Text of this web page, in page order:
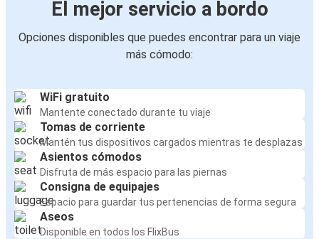
El mejor servicio a bordo
Opciones disponibles que puedes encontrar para un viaje
más cómodo:
WiFi gratuito
Mantente conectado durante tu viaje
Tomas de corriente
Mantén tus dispositivos cargados mientras te desplazas
Asientos cómodos
Disfruta de más espacio para las piernas
Consigna de equipajes
Espacio para guardar tus pertenencias de forma segura
Aseos
Disponible en todos los FlixBus